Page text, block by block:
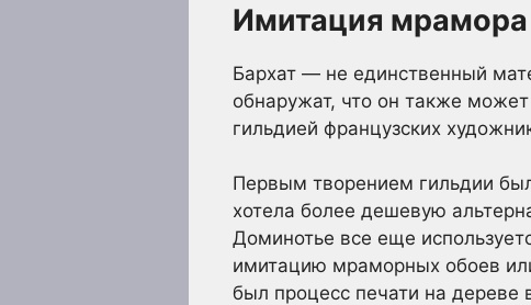
Имитация мрамора
Бархат — не единственный
обнаружат, что он также
гильдией французских
Первым творением гильдии
хотела более дешевую
Доминотье все еще
имитацию мраморных обоев
был процесс печати на дереве